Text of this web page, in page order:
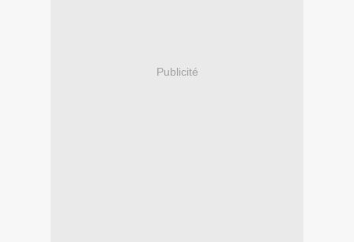
Publicité